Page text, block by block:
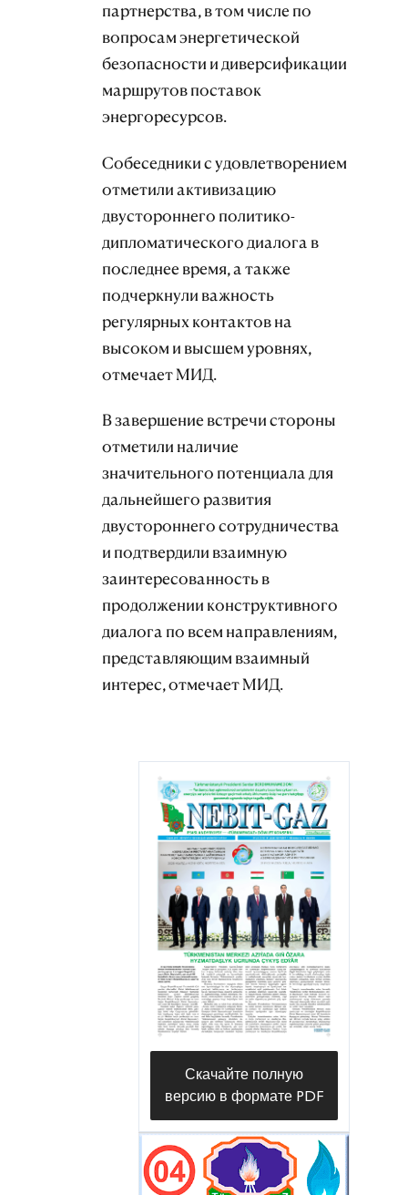
партнерства, в том числе по
вопросам энергетической
безопасности и диверсификации
маршрутов поставок
энергоресурсов.
Собеседники с удовлетворением
отметили активизацию
двустороннего политико-
дипломатического диалога в
последнее время, а также
подчеркнули важность
регулярных контактов на
высоком и высшем уровнях,
отмечает МИД.
В завершение встречи стороны
отметили наличие
значительного потенциала для
дальнейшего развития
двустороннего сотрудничества
и подтвердили взаимную
заинтересованность в
продолжении конструктивного
диалога по всем направлениям,
представляющим взаимный
интерес, отмечает МИД.
Скачайте полную
версию в формате PDF